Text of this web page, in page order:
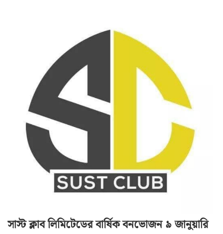
সাস্ট ক্লাব লিমিটেডের বার্ষিক বনভোজন ৯ জানুয়ারি